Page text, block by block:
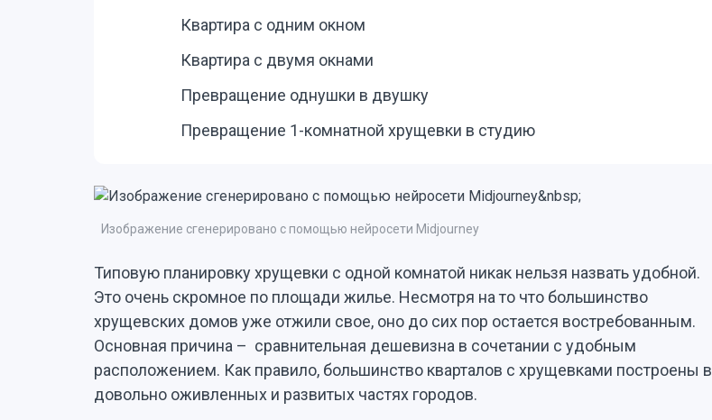
Квартира с одним окном
Квартира с двумя окнами
Превращение однушки в двушку
Превращение 1-комнатной хрущевки в студию
Изображение сгенерировано с помощью нейросети Midjourney
Типовую планировку хрущевки с одной комнатой никак нельзя назвать удобной.
Это очень скромное по площади жилье. Несмотря на то что большинство
хрущевских домов уже отжили свое, оно до сих пор остается востребованным.
Основная причина – сравнительная дешевизна в сочетании с удобным
расположением. Как правило, большинство кварталов с хрущевками построены в
довольно оживленных и развитых частях городов.